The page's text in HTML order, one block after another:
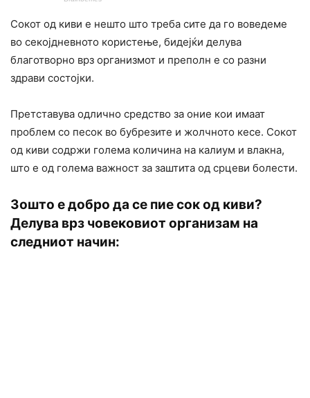
Сокот од киви е нешто што треба сите да го воведеме
во секојдневното користење, бидејќи делува
благотворно врз организмот и преполн е со разни
здрави состојки.
Претставува одлично средство за оние кои имаат
проблем со песок во бубрезите и жолчното кесе. Сокот
од киви содржи голема количина на калиум и влакна,
што е од голема важност за заштита од срцеви болести.
Зошто е добро да се пие сок од киви?
Делува врз човековиот организам на
следниот начин: